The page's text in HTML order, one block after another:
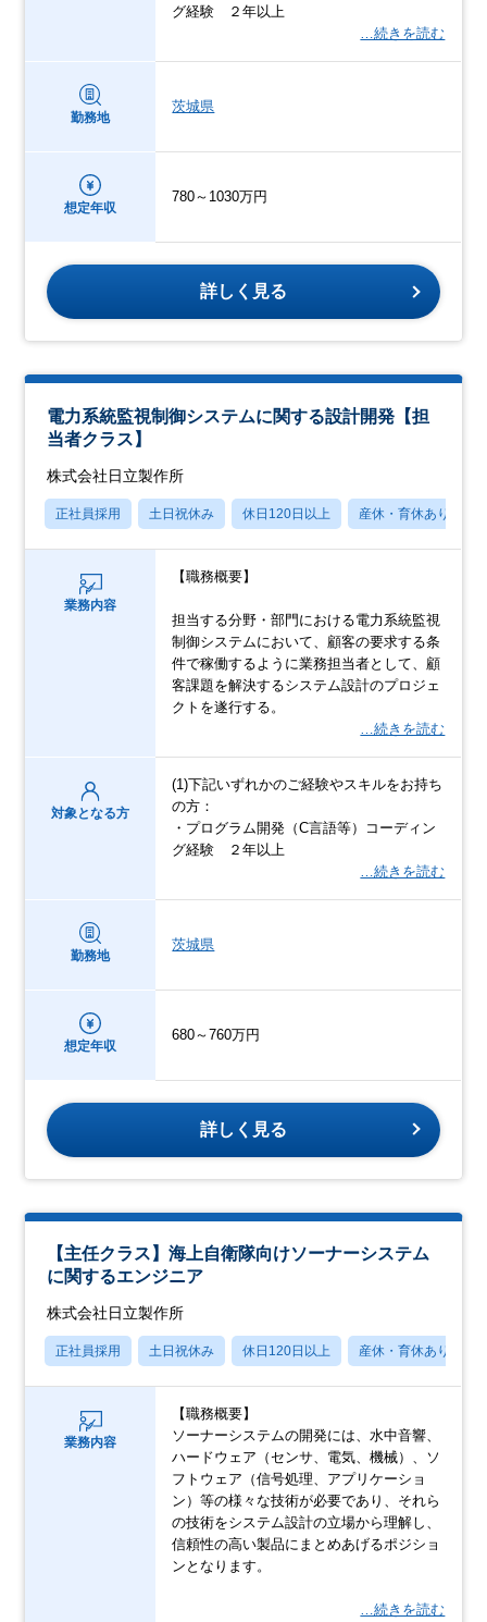
グ経験 ２年以上
…続きを読む
勤務地
茨城県
想定年収
780～1030万円
詳しく見る
電力系統監視制御システムに関する設計開発【担
当者クラス】
株式会社日立製作所
正社員採用 土日祝休み 休日120日以上 産休・育休あり
業務内容
【職務概要】
担当する分野・部門における電力系統監視
制御システムにおいて、顧客の要求する条
件で稼働するように業務担当者として、顧
客課題を解決するシステム設計のプロジェ
クトを遂行する。
…続きを読む
対象となる方
(1)下記いずれかのご経験やスキルをお持ち
の方：
・プログラム開発（C言語等）コーディン
グ経験 ２年以上
…続きを読む
勤務地
茨城県
想定年収
680～760万円
詳しく見る
【主任クラス】海上自衛隊向けソーナーシステム
に関するエンジニア
株式会社日立製作所
正社員採用 土日祝休み 休日120日以上 産休・育休あり
業務内容
【職務概要】
ソーナーシステムの開発には、水中音響、
ハードウェア（センサ、電気、機械）、ソ
フトウェア（信号処理、アプリケーショ
ン）等の様々な技術が必要であり、それら
の技術をシステム設計の立場から理解し、
信頼性の高い製品にまとめあげるポジショ
ンとなります。
…続きを読む